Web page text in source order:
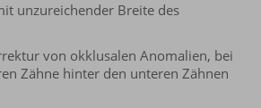
unzureichender Breite des
von okklusalen Anomalien, bei
Zähne hinter den unteren Zähnen